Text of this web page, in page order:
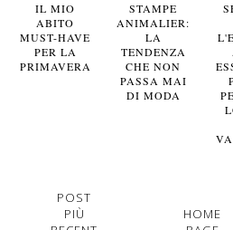
IL MIO
ABITO
MUST-HAVE
PER LA
PRIMAVERA
STAMPE
ANIMALIER:
LA
TENDENZA
CHE NON
PASSA MAI
DI MODA
POST
PIÙ
HOME